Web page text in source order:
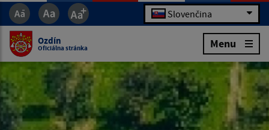
Slovenčina
Ozdín
Oficiálna stránka Menu